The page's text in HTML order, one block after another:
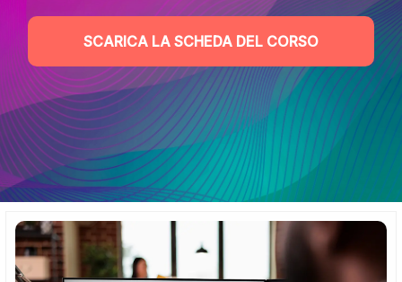
SCARICA LA SCHEDA DEL CORSO